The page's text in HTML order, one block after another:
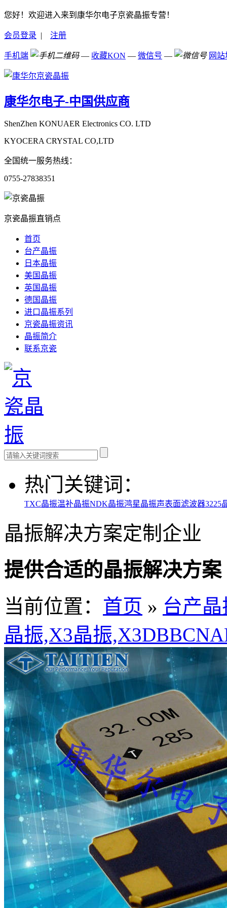
您好！欢迎进入来到康华尔电子京瓷晶振专营！
会员登录 | 注册
手机端 — 收藏KON — 微信号 — 网
康华尔电子-中国供应商
ShenZhen KONUAER Electronics CO. LTD
KYOCERA CRYSTAL CO,LTD
全国统一服务热线：
0755-27838351
京瓷晶振直销点
首页
台产晶振
日本晶振
美国晶振
英国晶振
德国晶振
进口晶振系列
京瓷晶振资讯
晶振简介
联系京瓷
热门关键词：
TXC晶振温补晶振NDK晶振鸿星晶振声表面滤波器3225
晶振解决方案定制企业
提供合适的晶振解决方案
当前位置： 首页 » 台产晶
晶振,X3晶振